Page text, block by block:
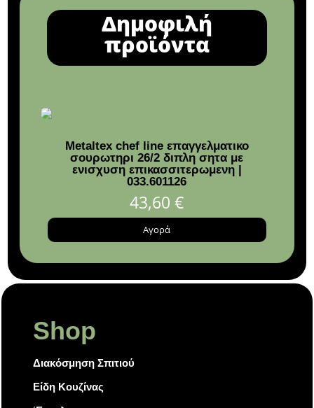
Δημοφιλή
προϊόντα
Metaltex chef line επαγγελματικο
σουρωτηρι 26/2 διπλη σητα με
ενισχυση επικασσιτερωμενη |
033.601126
43,60 €
Αγορά
Shop
Διακόσμηση Σπιτιού
Είδη Κουζίνας